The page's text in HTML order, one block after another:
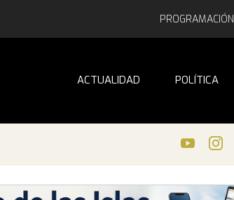
PROGRAMACIÓN
ACTUALIDAD POLÍTICA